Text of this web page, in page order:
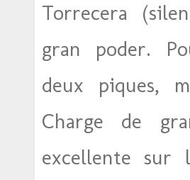
Torrecera
gran poder.
deux piques,
Charge de
excellente sur